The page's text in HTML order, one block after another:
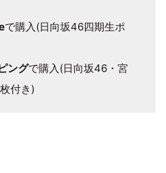
で購入(日向坂46四期生ポ
ングで購入(日向坂46・宮
付き)